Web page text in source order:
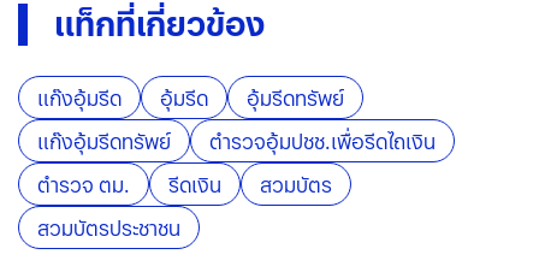
แท็กที่เกี่ยวข้อง
แก๊งอุ้มรีด อุ้มรีด
อุ้มรีดทรัพย์
แก๊งอุ้มรีดทรัพย์
ตำรวจอุ้มปชช.เพื่อรีดไถเงิน
ตำรวจ ตม.
รีดเงิน
สวมบัตร
สวมบัตรประชาชน